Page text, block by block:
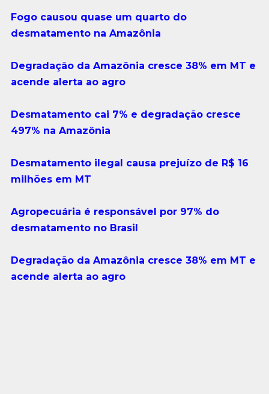
Fogo causou quase um quarto do
desmatamento na Amazônia
Degradação da Amazônia cresce 38% em MT e
acende alerta ao agro
Desmatamento cai 7% e degradação cresce
497% na Amazônia
Desmatamento ilegal causa prejuízo de R$ 16
milhões em MT
Agropecuária é responsável por 97% do
desmatamento no Brasil
Degradação da Amazônia cresce 38% em MT e
acende alerta ao agro